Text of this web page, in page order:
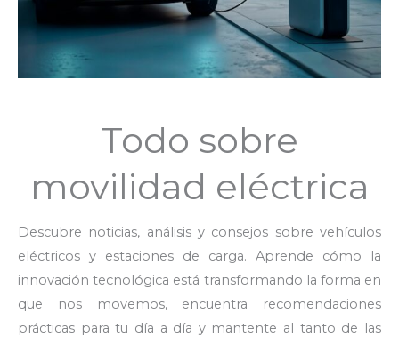
Todo sobre
movilidad eléctrica
Descubre noticias, análisis y consejos sobre vehículos
eléctricos y estaciones de carga. Aprende cómo la
innovación tecnológica está transformando la forma en
que nos movemos, encuentra recomendaciones
prácticas para tu día a día y mantente al tanto de las